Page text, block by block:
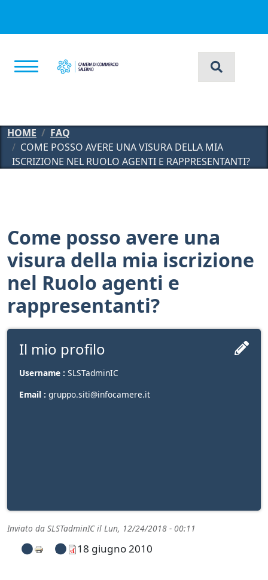
HOME
FAQ
COME POSSO AVERE UNA VISURA DELLA MIA
ISCRIZIONE NEL RUOLO AGENTI E RAPPRESENTANTI?
Come posso avere una
visura della mia iscrizione
nel Ruolo agenti e
rappresentanti?
Il mio profilo
Username : SLSTadminIC
Email : gruppo.siti@infocamere.it
Inviato da SLSTadminICil Lun, 12/24/2018 - 00:11
18 giugno 2010